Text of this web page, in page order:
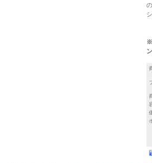
※